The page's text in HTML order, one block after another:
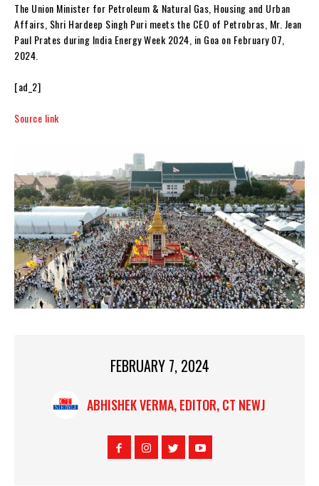
The Union Minister for Petroleum & Natural Gas, Housing and Urban
Affairs, Shri Hardeep Singh Puri meets the CEO of Petrobras, Mr. Jean
Paul Prates during India Energy Week 2024, in Goa on February 07,
2024.
[ad_2]
Source link
FEBRUARY 7, 2024
ABHISHEK VERMA, EDITOR, CT NEWJ